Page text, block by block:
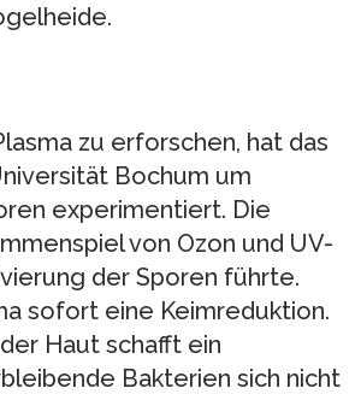
zu erforschen, hat das
Bochum um
experimentiert. Die
von Ozon und UV-
der Sporen führte.
sofort eine Keimreduktion.
Haut schafft ein
Bakterien sich nicht